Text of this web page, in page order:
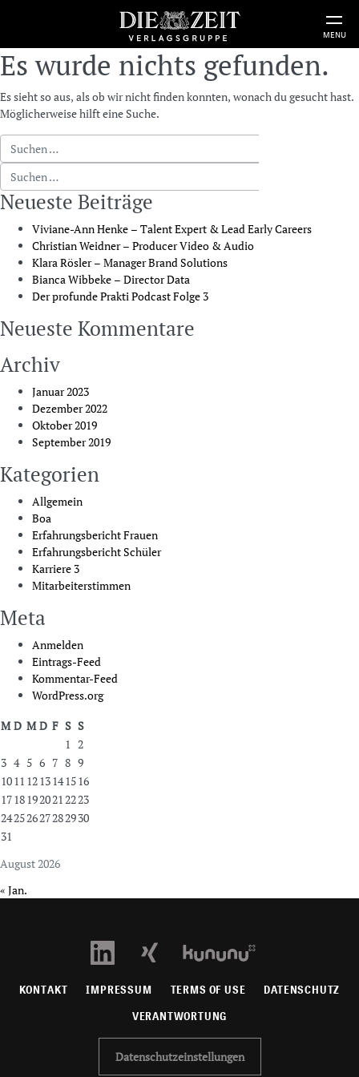
MENU
Es wurde nichts gefunden.
Es sieht so aus, als ob wir nicht finden konnten, wonach du gesucht hast.
Möglicherweise hilft eine Suche.
Suche nach:
Suche nach:
Neueste Beiträge
Viviane-Ann Henke – Talent Expert & Lead Early Careers
Christian Weidner – Producer Video & Audio
Klara Rösler – Manager Brand Solutions
Bianca Wibbeke – Director Data
Der profunde Prakti Podcast Folge 3
Neueste Kommentare
Archiv
Januar 2023
Dezember 2022
Oktober 2019
September 2019
Kategorien
Allgemein
Boa
Erfahrungsbericht Frauen
Erfahrungsbericht Schüler
Karriere 3
Mitarbeiterstimmen
Meta
Anmelden
Eintrags-Feed
Kommentar-Feed
WordPress.org
August 2026
M D M D F S S
1 2
3 4 5 6 7 8 9
1011 1213141516
17181920212223
24252627282930
31
« Jan.
KONTAKT IMPRESSUM TERMS OF USE DATENSCHUTZ
VERANTWORTUNG
Datenschutzeinstellungen